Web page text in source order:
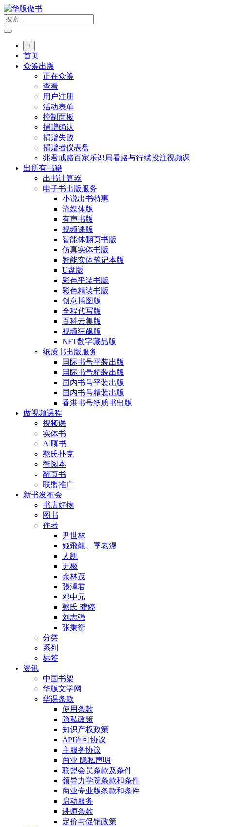
跳
转
到
+
首页
众筹出版
正在众筹
查看
用户注册
活动表单
控制面板
捐赠确认
捐赠失败
捐赠者仪表盘
兆君戒赌百家乐识局看路与行缆投注视频课
出所有书籍
出书计算器
电子书出版服务
小说出书特惠
流媒体版
有声书版
视频课版
智能体翻页书版
仿真实体书版
智能实体笔记本版
U盘版
彩色平装书版
彩色精装书版
创意插图版
全程代写版
百科云集版
视频狂飙版
NFT数字藏品版
纸质书出版服务
国际书号平装出版
国际书号精装出版
国内书号平装出版
国内书号精装出版
香港书号纸质书出版
做视频课程
视频课
实体书
AI聊书
憨氏扑克
智阅本
翻页书
联盟推广
新书发布会
书店好物
图书
作者
尹世林
姬飛龍、季老濕
人凯
无极
余林茂
張澤君
邓中元
憨氏 龚婷
刘志强
张秉衡
分类
系列
标签
资讯
中国书架
华版文学网
华课条款
使用条款
隐私政策
知识产权政策
API许可协议
主服务协议
商业 隐私声明
联盟会员条款及条件
领导力学院条款和条件
商业专业版条款和条件
启动服务
讲师条款
定价与促销政策